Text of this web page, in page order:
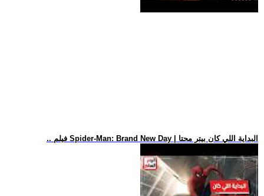
.. فيلم Spider-Man: Brand New Day | البداية اللي كان بيتر محتا